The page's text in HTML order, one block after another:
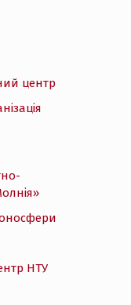
центр
НТУ